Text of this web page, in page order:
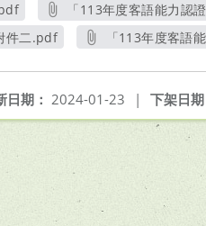
「113年度客語能力認
件二.pdf
「113年度客語
下架日期
日期： 2024-01-23 |